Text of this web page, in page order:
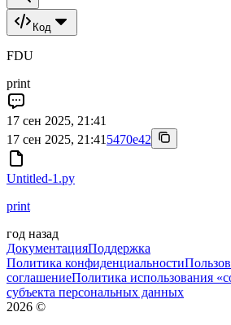
Код
FDU
print
17 сен 2025, 21:41
17 сен 2025, 21:41 5470e42
Untitled-1.py
print
год назад
ДокументацияПоддержка
Политика конфиденциальности
соглашениеПолитика использования
субъекта персональных данных
2026 ©